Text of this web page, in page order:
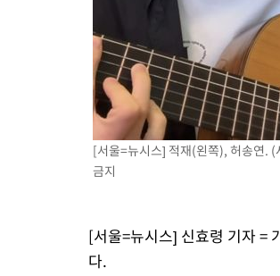
[서울=뉴시스] 적재(왼쪽), 허송연.
금지
[서울=뉴시스] 신효령 기자 =
다.